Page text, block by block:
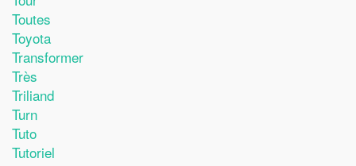
Toutes
Toyota
Transformer
Très
Triliand
Turn
Tuto
Tutoriel